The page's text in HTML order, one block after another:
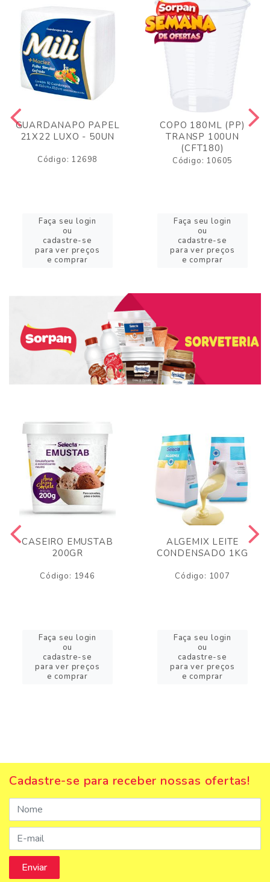
GUARDANAPO PAPEL
21X22 LUXO - 50UN
Código: 12698
Faça seu login
ou
cadastre-se
para ver preços
e comprar
COPO 180ML (PP)
TRANSP 100UN
(CFT180)
Código: 10605
Faça seu login
ou
cadastre-se
para ver preços
e comprar
CASEIRO EMUSTAB
200GR
Código: 1946
Faça seu login
ou
cadastre-se
para ver preços
e comprar
ALGEMIX LEITE
CONDENSADO 1KG
Código: 1007
Faça seu login
ou
cadastre-se
para ver preços
e comprar
Cadastre-se para receber nossas ofertas!